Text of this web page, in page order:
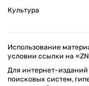
Культура
Использование
условии ссылки на
Для интернет-изданий
поисковых систем,